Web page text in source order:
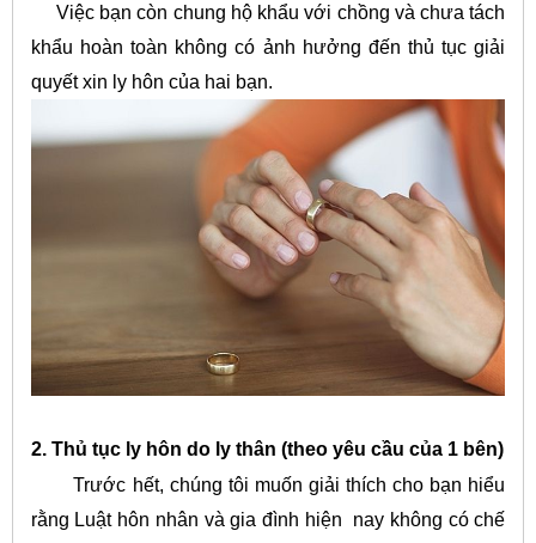
Việc bạn còn chung hộ khẩu với chồng và chưa tách
khẩu hoàn toàn không có ảnh hưởng đến thủ tục giải
quyết xin ly hôn của hai bạn.
2. Thủ tục ly hôn do ly thân (theo yêu cầu của 1 bên)
Trước hết, chúng tôi muốn giải thích cho bạn hiểu
rằng Luật hôn nhân và gia đình hiện nay không có chế